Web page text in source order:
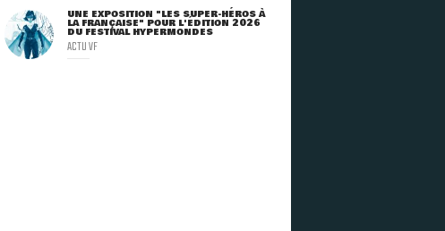
UNE EXPOSITION "LES SUPER-HÉROS À
LA FRANÇAISE" POUR L'ÉDITION 2026
DU FESTIVAL HYPERMONDES
ACTU VF